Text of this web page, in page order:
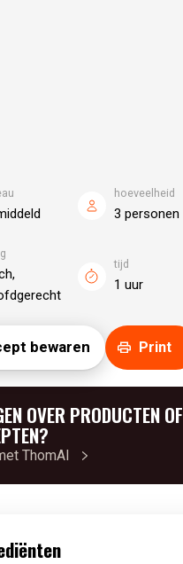
hoeveelheid
3 personen
tijd
1 uur
bewaren Print
OVER PRODUCTEN OF
ThomAI